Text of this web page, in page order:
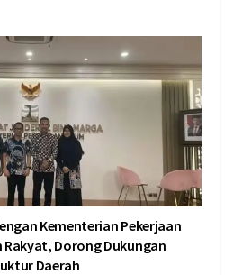
Kementerian Pekerjaan
Dorong Dukungan
Daerah